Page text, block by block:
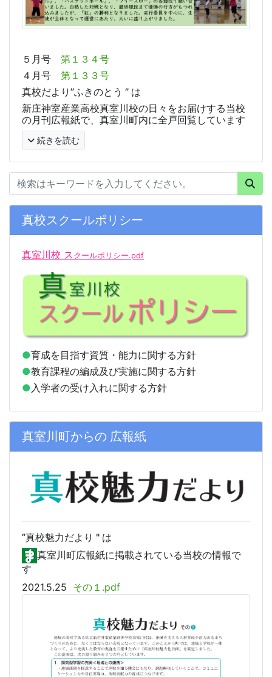
５月号 第１３４号
４月号 第１３３号
真校だより”ふきのとう ” は
新庄神室産業高校真室川校の日々をお届けする当校
の月刊広報紙で、真室川町内に全戸回覧しています
続きを読む
真校スクールポリシー
真室川校 ス クールポリシー.pdf
●育成を目指す資質・能力に関する方針
●教育課程の編成及び実施に関する方針
● 入学者の受け入れに関する方針
真室川町からの 広報紙
”真校魅力だより " は
真室川町広報紙に掲載されている当校の情報で
す
2021.5.25 その１.pdf